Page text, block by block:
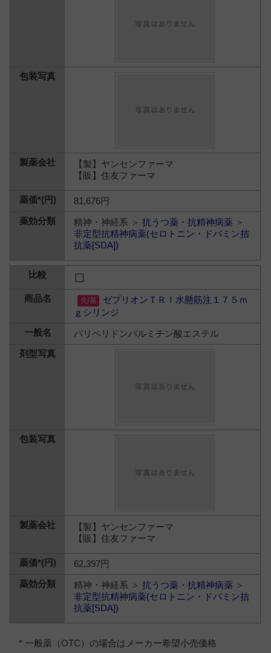
【製】ヤンセンファーマ
【販】住友ファーマ
81,676円
精神・神経系 ＞抗うつ薬・抗精神病薬 ＞
非定型抗精神病薬(セロトニン・ドパミン拮
抗薬[SDA])
ゼプリオンＴＲＩ水懸筋注１７５ｍ
ｇシリンジ
パリペリドンパルミチン酸エステル
【製】ヤンセンファーマ
【販】住友ファーマ
62,397円
精神・神経系 ＞抗うつ薬・抗精神病薬 ＞
非定型抗精神病薬(セロトニン・ドパミン拮
抗薬[SDA])
* 一般薬（OTC）の場合はメーカー希望小売価格